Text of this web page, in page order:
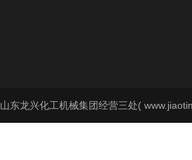
东龙兴化工机械集团经营三处(